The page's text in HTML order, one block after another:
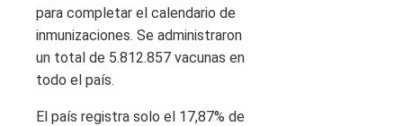
para completar el calendario de
inmunizaciones. Se administraron
un total de 5.812.857 vacunas en
todo el país.
El país registra solo el 17,87% de